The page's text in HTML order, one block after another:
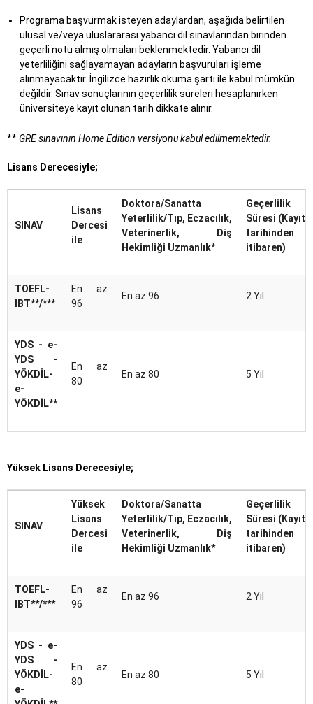
Programa başvurmak isteyen adaylardan, aşağıda belirtilen
ulusal ve/veya uluslararası yabancı dil sınavlarından birinden
geçerli notu almış olmaları beklenmektedir. Yabancı dil
yeterliliğini sağlayamayan adayların başvuruları işleme
alınmayacaktır. İngilizce hazırlık okuma şartı ile kabul mümkün
değildir. Sınav sonuçlarının geçerlilik süreleri hesaplanırken
üniversiteye kayıt olunan tarih dikkate alınır.
**GRE sınavının Home Edition versiyonu kabul edilmemektedir.
Lisans Derecesiyle;
SINAV
Lisans
Dercesi
ile
Doktora/Sanatta
Yeterlilik/Tıp, Eczacılık,
Veterinerlik, Diş
Hekimliği Uzmanlık*
Geçerlilik
Süresi (Kayıt
tarihinden
itibaren)
TOEFL-
IBT**/***
En az
96
En az 96 2 Yıl
YDS - e-
YDS -
YÖKDİL-
e-
YÖKDİL**
En az
80
En az 80 5 Yıl
Yüksek Lisans Derecesiyle;
SINAV
Yüksek
Lisans
Dercesi
ile
Doktora/Sanatta
Yeterlilik/Tıp, Eczacılık,
Veterinerlik, Diş
Hekimliği Uzmanlık*
Geçerlilik
Süresi (Kayıt
tarihinden
itibaren)
TOEFL-
IBT**/***
En az
96
En az 96 2 Yıl
YDS - e-
YDS -
YÖKDİL-
e-
En az
80
En az 80 5 Yıl